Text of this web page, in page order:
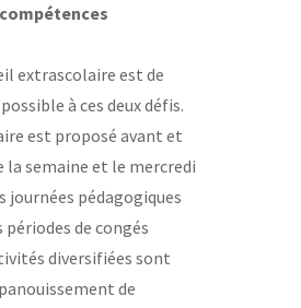
compétences
extrascolaire est de
à ces deux défis.
est proposé avant et
la semaine et le mercredi
journées pédagogiques
de congés
diversifiées sont
de